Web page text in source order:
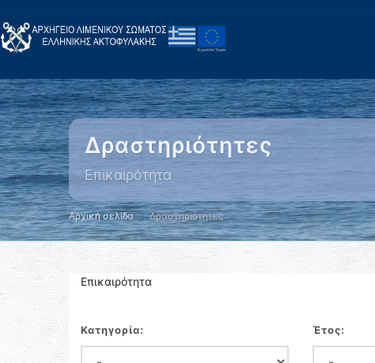
Δραστηριότητες
Επικαιρότητα
Αρχική σελίδα Δραστηριότητες
Επικαιρότητα
Κατηγορία: Έτος: